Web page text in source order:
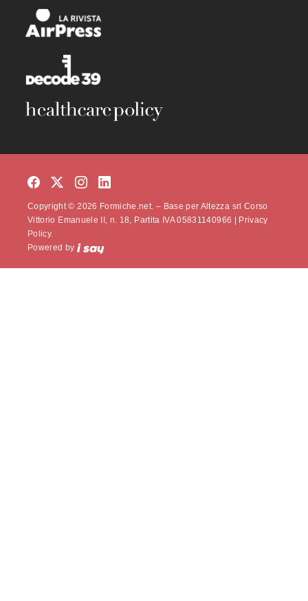
Copyright © 2026 Formiche.net. – Base per Altezza srl Corso
Vittorio Emanuele II, n. 18, Partita IVA 05831140966 |
Privacy
Policy.
Powered by